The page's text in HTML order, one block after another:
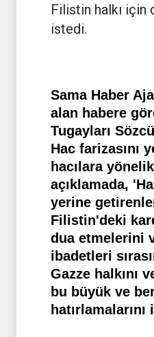
Filistin halkı için
istedi.
Sama Haber
alan habere
Tugayları
Hac farizasını
hacılara yönelik
açıklamada,
yerine
Filistin'deki
dua etmelerini
ibadetleri
Gazze halkını
bu büyük ve